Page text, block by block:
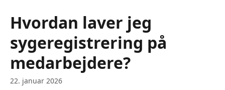
Hvordan laver jeg
sygeregistrering på
medarbejdere?
22. januar 2026